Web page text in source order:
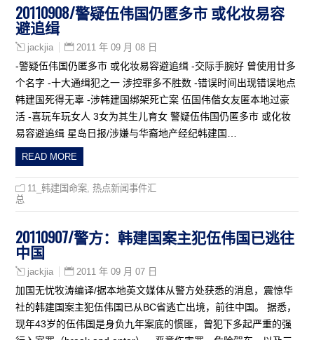
20110908/警疑伍伟国仍匿多市 或化妆易容
避追缉
jackjia 2011 年 09 月 08 日
-警疑伍伟国仍匿多市 或化妆易容避追缉 -交际手腕好 曾使用廿多
个名字 -十大通缉犯之一 涉控罪多不胜数 -错误时间出现错误地点
韩建国死得无辜 -涉韩建国绑架死亡案 伍国伟偕女友匿本地过豪
活 -喜玩车玩女人 3女为其生儿育女 警疑伍伟国仍匿多市 或化妆
易容避追缉 星岛日报/涉嫌与华裔地产经纪韩建国…
READ MORE
11_韩建国命案 ,热点新闻事件汇
总
20110907/警方：韩建国案主犯伍伟国已逃往
中国
jackjia 2011 年 09 月 07 日
加国无忧牧涛编译/据本地英文媒体从警方处获悉的消息，震惊华
社的韩建国案主犯伍伟国已从BC省逃亡出境，前往中国。 据悉，
现年43岁的伍伟国是身负九年案底的惯匪，曾犯下多起严重的强